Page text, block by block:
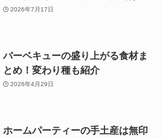
2026年7月17日
バーベキューの盛り上がる食材ま
とめ！変わり種も紹介
2026年4月29日
ホームパーティーの手土産は無印